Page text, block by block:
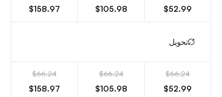
$52.99
$105.98
$158.97
تحويل
$66.24
$52.99
$66.24
$105.98
$66.24
$158.97